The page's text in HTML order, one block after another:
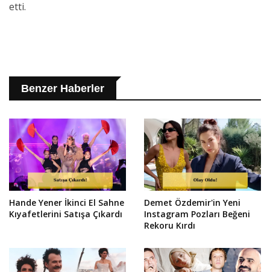
etti.
Benzer Haberler
Hande Yener İkinci El Sahne
Kıyafetlerini Satışa Çıkardı
Demet Özdemir'in Yeni
Instagram Pozları Beğeni
Rekoru Kırdı